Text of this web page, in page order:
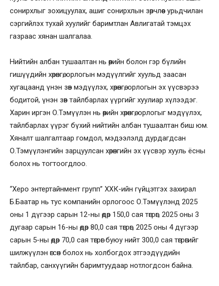
сонирхлыг зохицуулах, ашиг сонирхлын зөрчлөөс урьдчилан
сэргийлэх тухай хуулийг баримтлан Авлигатай тэмцэх
газраас хянан шалгалаа.
Нийтийн албан тушаалтан нь өөрийн болон гэр бүлийн
гишүүдийн хөрөнгө, орлогын мэдүүлгийг хуульд заасан
хугацаанд үнэн зөв мэдүүлэх, хөрөнгө, орлогын эх үүсвэрээ
бодитой, үнэн зөв тайлбарлах үүргийг хуулиар хүлээдэг.
Харин иргэн О.Тэмүүлэн нь өөрийн хөрөнгө, орлогыг мэдүүлэх,
тайлбарлах үүрэг бүхий нийтийн албан тушаалтан биш юм.
Хяналт шалгалтаар гомдол, мэдээлэлд дурдагдсан
О.Тэмүүлэнгийн зарцуулсан хөрөнгийн эх үүсвэр хууль ёсны
болох нь тогтоогдлоо.
“Херо энтертайнмент групп” ХХК-ийн гүйцэтгэх захирал
Б.Баатар нь тус компанийн орлогоос О.Тэмүүлэнд 2025
оны 1 дүгээр сарын 12-ны өдөр 150,0 сая төгрөг, 2025 оны 3
дугаар сарын 16-ны өдөр 80,0 сая төгрөг, 2025 оны 4 дүгээр
сарын 5-ны өдөр 70,0 сая төгрөг буюу нийт 300,0 сая төгрөгийг
шилжүүлэн өгсөн болох нь холбогдох этгээдүүдийн
тайлбар, санхүүгийн баримтуудаар нотлогдсон байна.